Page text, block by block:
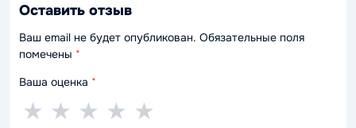
Оставить отзыв
Ваш email не будет опубликован. Обязательные поля
помечены *
Ваша оценка *
5
★
4
★
3
★
2
★
1
★